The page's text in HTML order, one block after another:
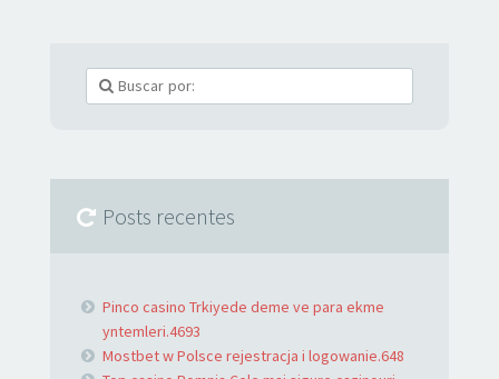
Posts recentes
Pinco casino Trkiyede deme ve para ekme
yntemleri.4693
Mostbet w Polsce rejestracja i logowanie.648